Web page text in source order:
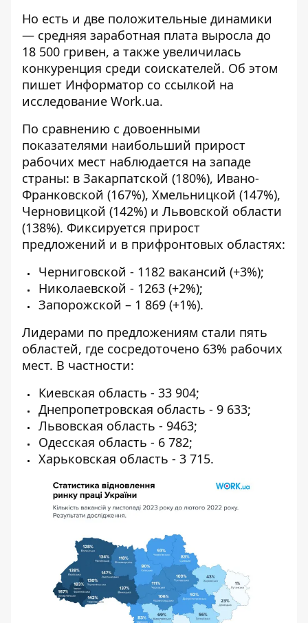
Но есть и две положительные динамики
— средняя заработная плата выросла до
18 500 гривен, а также увеличилась
конкуренция среди соискателей. Об этом
пишет Информатор со ссылкой на
исследование Work.ua.
По сравнению с довоенными
показателями наибольший прирост
рабочих мест наблюдается на западе
страны: в Закарпатской (180%), Ивано-
Франковской (167%), Хмельницкой (147%),
Черновицкой (142%) и Львовской области
(138%). Фиксируется прирост
предложений и в прифронтовых областях:
Черниговской - 1182 вакансий (+3%);
Николаевской - 1263 (+2%);
Запорожской – 1 869 (+1%).
Лидерами по предложениям стали пять
областей, где сосредоточено 63% рабочих
мест. В частности:
Киевская область - 33 904;
Днепропетровская область - 9 633;
Львовская область - 9463;
Одесская область - 6 782;
Харьковская область - 3 715.